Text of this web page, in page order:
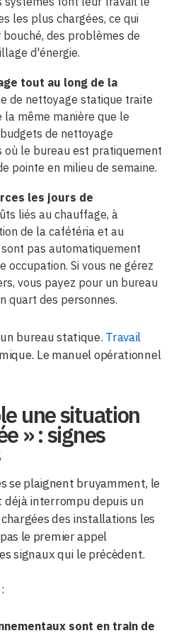
les plus chargées, ce qui
des problèmes de
d'énergie.
tout au long de la
de nettoyage statique traite
même manière que le
de nettoyage
où le bureau est pratiquement
pointe en milieu de semaine.
les jours de
liés au chauffage, à
de la cafétéria et au
pas automatiquement
occupation. Si vous ne gérez
vous payez pour un bureau
quart des personnes.
bureau statique. Travail
Le manuel opérationnel
une situation
» : signes
se plaignent bruyamment, le
interrompu depuis un
des installations les
le premier appel
signaux qui le précèdent.
sont en train de